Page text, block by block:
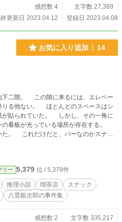
感想数 4
文字数 27,389
更新日 2023.04.12
登録日 2023.04.08
お気に入り追加 14
二階。 この階に来るには、エレベー
りる他ない。 ほとんどのスペースはシ
が貼られていた。 しかし、その一角に
の看板が光っている場所が存在する。
た。 これだけだと、バーなのかスナッ
ない。 もしかしたら、探偵事務所か
予定が変更されたり、休載する場合も
ロな事件簿』と世界観を共有しています。
リー 5,379 位 / 5,379件
推理小説 喫茶店
スナック
八雲銀次郎の事件集
感想数 2 文字数 335,217